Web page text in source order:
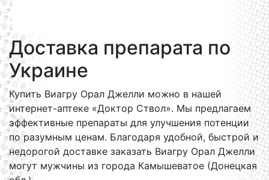
Доставка препарата по
Украине
Купить Виагру Орал Джелли можно в нашей
интернет-аптеке «Доктор Ствол». Мы предлагаем
эффективные препараты для улучшения потенции
по разумным ценам. Благодаря удобной, быстрой и
недорогой доставке заказать Виагру Орал Джелли
могут мужчины из города Камышеватое (Донецкая